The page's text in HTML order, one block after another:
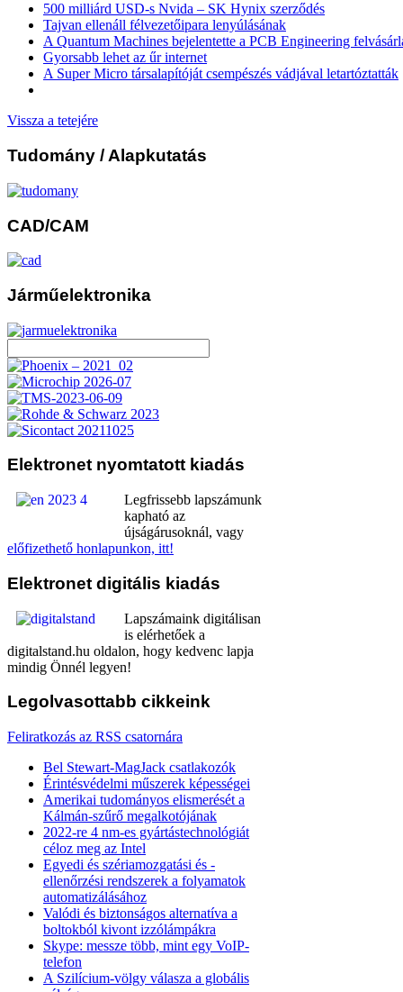
500 milliárd USD-s Nvida – SK Hynix szerződés
Tajvan ellenáll félvezetőipara lenyúlásának
A Quantum Machines bejelentette a PCB Engineering
Gyorsabb lehet az űr internet
A Super Micro társalapítóját csempészés vádjával letartóztatták
Vissza a tetejére
Tudomány / Alapkutatás
CAD/CAM
Járműelektronika
Elektronet nyomtatott kiadás
Legfrissebb lapszámunk
kapható az
újságárusoknál, vagy
előfizethető honlapunkon, itt!
Elektronet digitális kiadás
Lapszámaink digitálisan
is elérhetőek a
digitalstand.hu oldalon, hogy kedvenc lapja
mindig Önnél legyen!
Legolvasottabb cikkeink
Feliratkozás az RSS csatornára
Bel Stewart-MagJack csatlakozók
Érintésvédelmi műszerek képességei
Amerikai tudományos elismerését a
Kálmán-szűrő megalkotójának
2022-re 4 nm-es gyártástechnológiát
céloz meg az Intel
Egyedi és szériamozgatási és -
ellenőrzési rendszerek a folyamatok
automatizálásához
Valódi és biztonságos alternatíva a
boltokból kivont izzólámpákra
Skype: messze több, mint egy VoIP-
telefon
A Szilícium-völgy válasza a globális